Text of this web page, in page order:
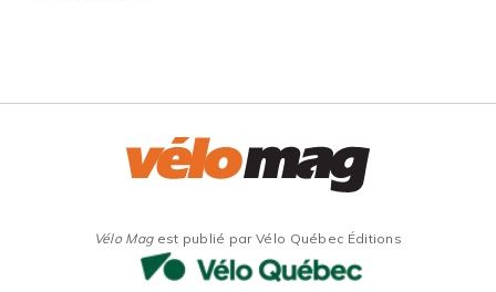
Vélo Magest publié par Vélo Québec Éditions